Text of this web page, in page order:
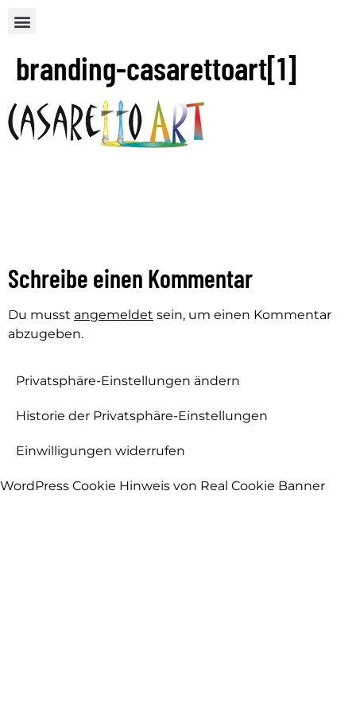
branding-casarettoart[1]
Schreibe einen Kommentar
Du musst angemeldet sein, um einen Kommentar
abzugeben.
Privatsphäre-Einstellungen ändern
Historie der Privatsphäre-Einstellungen
Einwilligungen widerrufen
WordPress Cookie Hinweis von Real Cookie Banner